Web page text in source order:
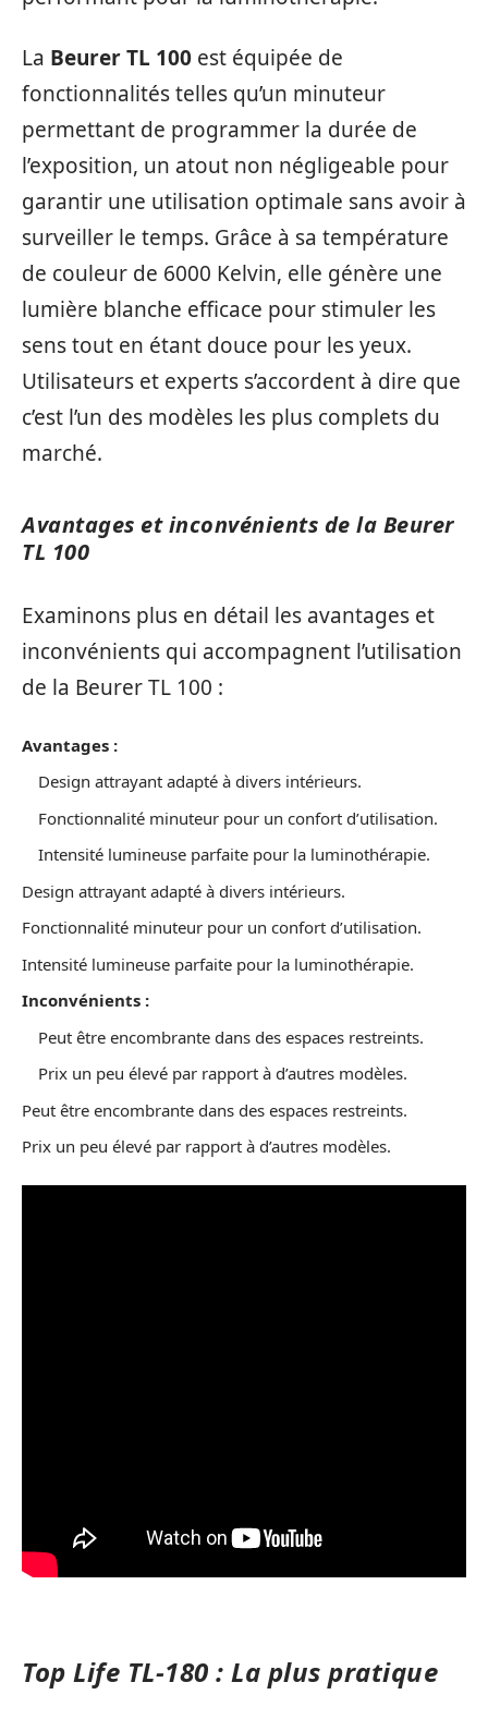
La Beurer TL 100 est équipée de
fonctionnalités telles qu’un minuteur
permettant de programmer la durée de
l’exposition, un atout non négligeable pour
garantir une utilisation optimale sans avoir à
surveiller le temps. Grâce à sa température
de couleur de 6000 Kelvin, elle génère une
lumière blanche efficace pour stimuler les
sens tout en étant douce pour les yeux.
Utilisateurs et experts s’accordent à dire que
c’est l’un des modèles les plus complets du
marché.
Avantages et inconvénients de la Beurer
TL 100
Examinons plus en détail les avantages et
inconvénients qui accompagnent l’utilisation
de la Beurer TL 100 :
Avantages :
Design attrayant adapté à divers intérieurs.
Fonctionnalité minuteur pour un confort d’utilisation.
Intensité lumineuse parfaite pour la luminothérapie.
Design attrayant adapté à divers intérieurs.
Fonctionnalité minuteur pour un confort d’utilisation.
Intensité lumineuse parfaite pour la luminothérapie.
Inconvénients :
Peut être encombrante dans des espaces restreints.
Prix un peu élevé par rapport à d’autres modèles.
Peut être encombrante dans des espaces restreints.
Prix un peu élevé par rapport à d’autres modèles.
Top Life TL-180 : La plus pratique